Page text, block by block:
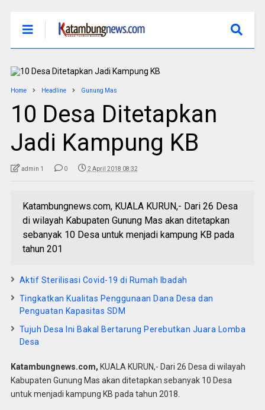
Home Headline Gunung Mas
10 Desa Ditetapkan
Jadi Kampung KB
admin 1 0 2 April 2018 08:32
Katambungnews.com, KUALA KURUN,- Dari 26 Desa
di wilayah Kabupaten Gunung Mas akan ditetapkan
sebanyak 10 Desa untuk menjadi kampung KB pada
tahun 201
Aktif Sterilisasi Covid-19 di Rumah Ibadah
Tingkatkan Kualitas Penggunaan Dana Desa dan
Penguatan Kapasitas SDM
Tujuh Desa Ini Bakal Bertarung Perebutkan Juara Lomba
Desa
Katambungnews.com, KUALA KURUN,- Dari 26 Desa di wilayah
Kabupaten Gunung Mas akan ditetapkan sebanyak 10 Desa
untuk menjadi kampung KB pada tahun 2018.